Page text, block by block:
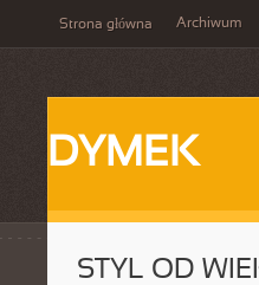
Strona główna Archiwum
DYMEK
STYL OD